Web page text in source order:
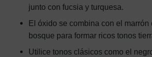
junto con fucsia y turquesa.
El óxido se combina con el marrón
bosque para formar ricos tonos
Utilice tonos clásicos como el